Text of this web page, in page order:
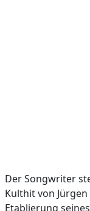
Der Songwriter
Kulthit von
Etablierung